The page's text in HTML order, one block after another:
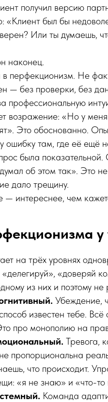
получил версию
«Клиент был бы
Или ты думаешь,
наконец.
в перфекционизм. Не
— без проверки, без
профессиональную
возражение: «Но у
Это обоснованно.
ошибку там, где её ещё
была
об этом так». Это
дало трещину.
— интереснее, чем
на трёх уровнях
«доверяй
из них и поэтому не
Убеждение,
известен тебе.
про монополию на
Тревога,
пропорциональна
что происходит.
«я не знаю» и «что-то
Команда